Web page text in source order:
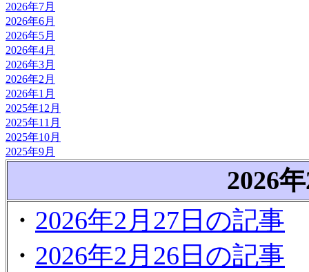
2026年7月
2026年6月
2026年5月
2026年4月
2026年3月
2026年2月
2026年1月
2025年12月
2025年11月
2025年10月
2025年9月
2026
・ 2026年2月27日の記事
・ 2026年2月26日の記事